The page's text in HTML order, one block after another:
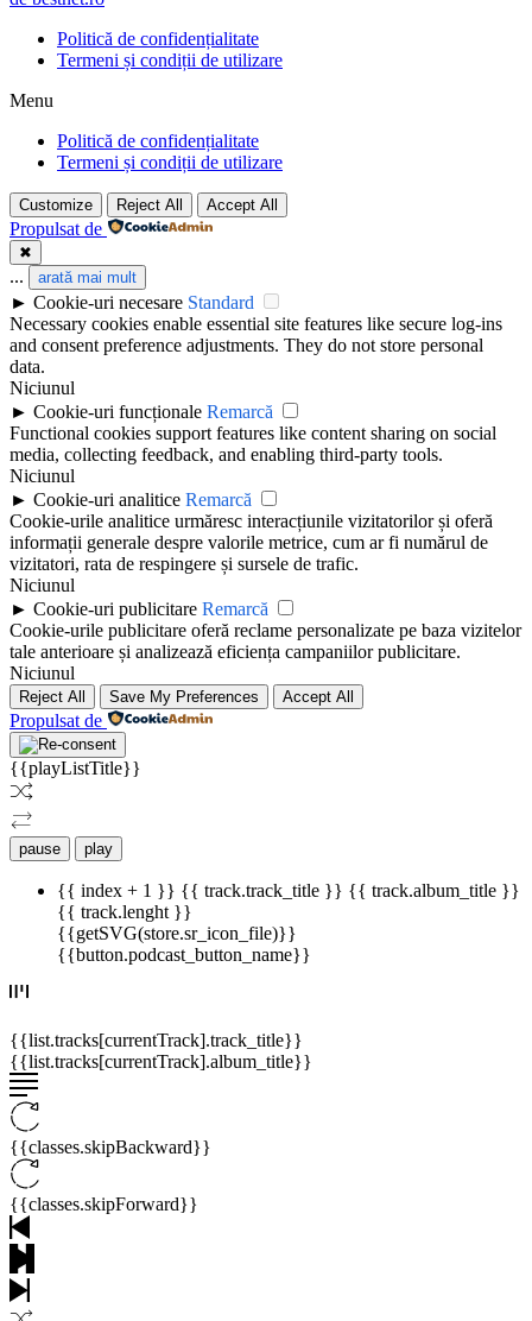
Politică de confidențialitate
Termeni și condiții de utilizare
Menu
Politică de confidențialitate
Termeni și condiții de utilizare
Customize Reject All Accept All
Propulsat de
✖
... arată mai mult
► Cookie-uri necesare Standard
Necessary cookies enable essential site features like secure log-ins
and consent preference adjustments. They do not store personal
data.
Niciunul
► Cookie-uri funcționale Remarcă
Functional cookies support features like content sharing on social
media, collecting feedback, and enabling third-party tools.
Niciunul
► Cookie-uri analitice Remarcă
Cookie-urile analitice urmăresc interacțiunile vizitatorilor și oferă
informații generale despre valorile metrice, cum ar fi numărul de
vizitatori, rata de respingere și sursele de trafic.
Niciunul
► Cookie-uri publicitare Remarcă
Cookie-urile publicitare oferă reclame personalizate pe baza vizitelor
tale anterioare și analizează eficiența campaniilor publicitare.
Niciunul
Reject All Save My Preferences Accept All
Propulsat de
{{playListTitle}}
pause play
{{ index + 1 }} {{ track.track_title }} {{ track.album_title }}
{{ track.lenght }}
{{getSVG(store.sr_icon_file)}}
{{button.podcast_button_name}}
{{list.tracks[currentTrack].track_title}}
{{list.tracks[currentTrack].album_title}}
{{classes.skipBackward}}
{{classes.skipForward}}